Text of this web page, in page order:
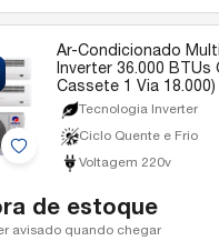
Ar-Condicionado
Inverter 36.000 BTUs
Cassete 1 Via
Quente e Frio 220v
Tecnologia Inverter
Ciclo Quente e Frio
Voltagem 220v
de estoque
avisado quando chegar